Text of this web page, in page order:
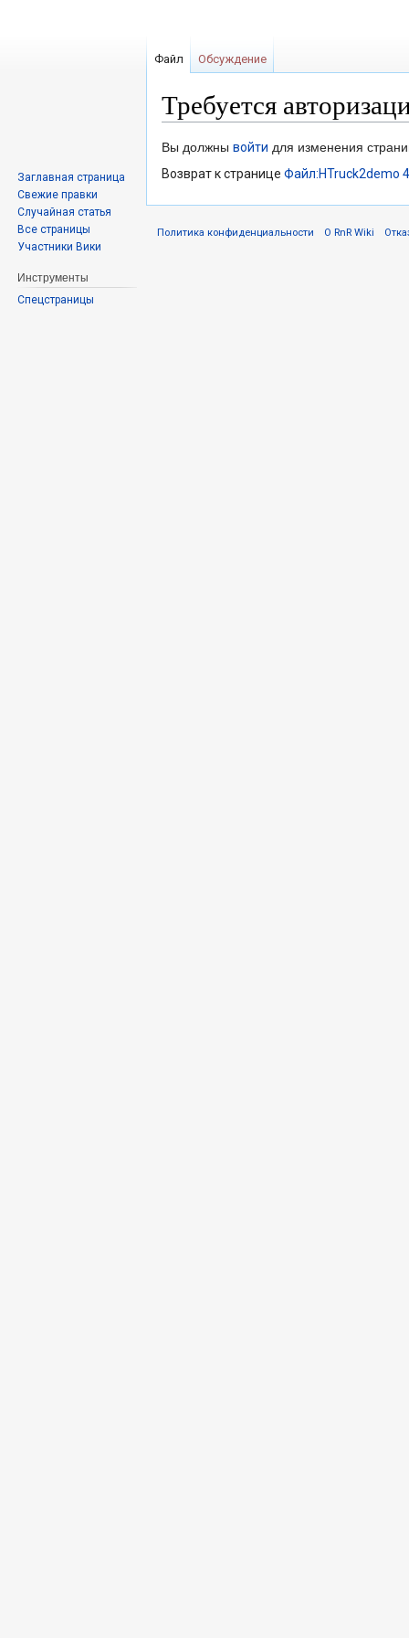
Требуется
Перейти
к
Перейти
к
Вы должны войти для изменения
Возврат к странице Файл:HTruck2demo
Файл Обсуждение
Заглавная страница
Свежие правки
Случайная статья
Все страницы
Участники Вики
Инструменты
Спецстраницы
Политика конфиденциальности О RnR Wiki